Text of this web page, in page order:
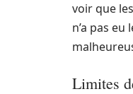
voir que
n’a pas
Limites